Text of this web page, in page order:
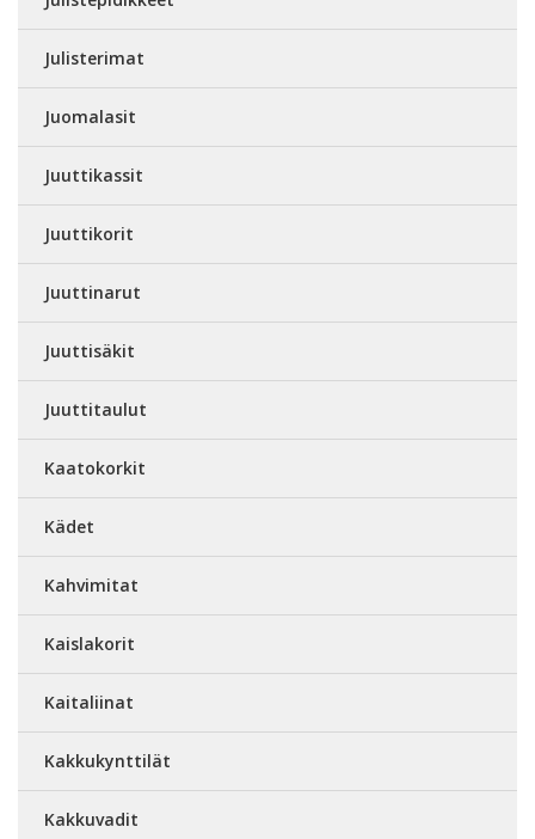
Julisterimat
Juomalasit
Juuttikassit
Juuttikorit
Juuttinarut
Juuttisäkit
Juuttitaulut
Kaatokorkit
Kädet
Kahvimitat
Kaislakorit
Kaitaliinat
Kakkukynttilät
Kakkuvadit